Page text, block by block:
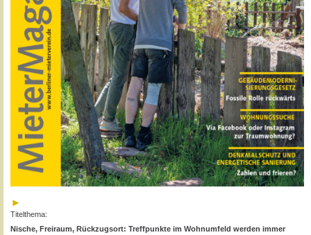
Titelthema:
Nische, Freiraum, Rückzugsort: Treffpunkte im Wohnumfeld werden immer